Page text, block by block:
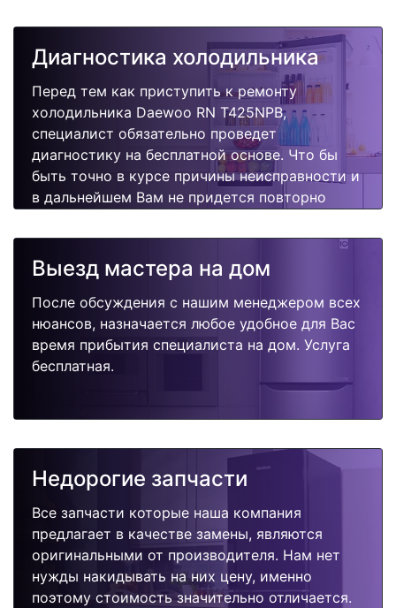
быстро, качественно и недорого.
Диагностика холодильника
Перед тем как приступить к ремонту
холодильника Daewoo RN T425NPB,
специалист обязательно проведет
диагностику на бесплатной основе. Что бы
быть точно в курсе причины неисправности и
в дальнейшем Вам не придется повторно
поломок.
Выезд мастера на дом
После обсуждения с нашим менеджером всех
нюансов, назначается любое удобное для Вас
время прибытия специалиста на дом. Услуга
бесплатная.
Недорогие запчасти
Все запчасти которые наша компания
предлагает в качестве замены, являются
оригинальными от производителя. Нам нет
нужды накидывать на них цену, именно
поэтому стоимость значительно отличается.